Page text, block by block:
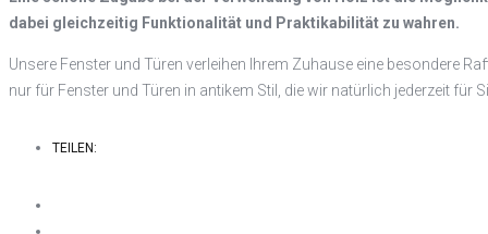
dabei gleichzeitig Funktionalität und Praktikabilität zu wahren.
Unsere Fenster und Türen verleihen Ihrem Zuhause eine besondere
nur für Fenster und Türen in antikem Stil, die wir natürlich jederzeit
TEILEN: